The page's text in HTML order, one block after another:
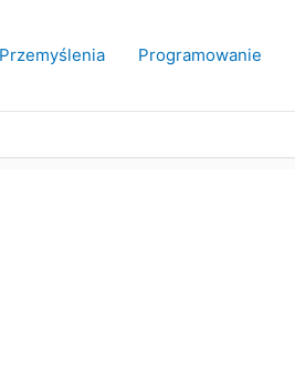
Przemyślenia Programowanie